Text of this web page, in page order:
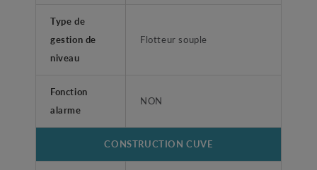
Type de
gestion de
niveau
Flotteur souple
Fonction
alarme
NON
CONSTRUCTION CUVE